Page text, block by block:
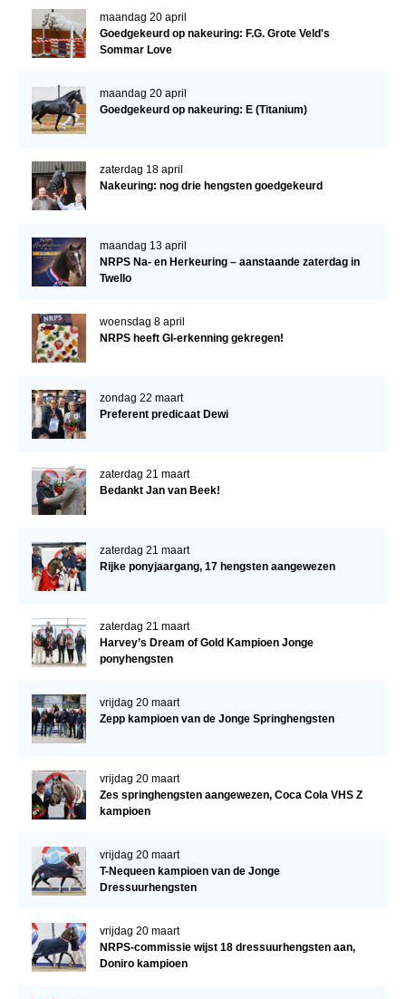
maandag 20 april
Goedgekeurd op nakeuring: F.G. Grote Veld's
Sommar Love
maandag 20 april
Goedgekeurd op nakeuring: E (Titanium)
zaterdag 18 april
Nakeuring: nog drie hengsten goedgekeurd
maandag 13 april
NRPS Na- en Herkeuring – aanstaande zaterdag in
Twello
woensdag 8 april
NRPS heeft GI-erkenning gekregen!
zondag 22 maart
Preferent predicaat Dewi
zaterdag 21 maart
Bedankt Jan van Beek!
zaterdag 21 maart
Rijke ponyjaargang, 17 hengsten aangewezen
zaterdag 21 maart
Harvey’s Dream of Gold Kampioen Jonge
ponyhengsten
vrijdag 20 maart
Zepp kampioen van de Jonge Springhengsten
vrijdag 20 maart
Zes springhengsten aangewezen, Coca Cola VHS Z
kampioen
vrijdag 20 maart
T-Nequeen kampioen van de Jonge
Dressuurhengsten
vrijdag 20 maart
NRPS-commissie wijst 18 dressuurhengsten aan,
Doniro kampioen